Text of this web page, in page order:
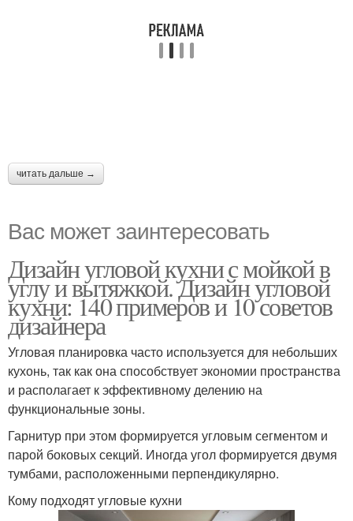
читать дальше →
Вас может заинтересовать
Дизайн угловой кухни с мойкой в
углу и вытяжкой. Дизайн угловой
кухни: 140 примеров и 10 советов
дизайнера
Угловая планировка часто используется для небольших
кухонь, так как она способствует экономии пространства
и располагает к эффективному делению на
функциональные зоны.
Гарнитур при этом формируется угловым сегментом и
парой боковых секций. Иногда угол формируется двумя
тумбами, расположенными перпендикулярно.
Кому подходят угловые кухни